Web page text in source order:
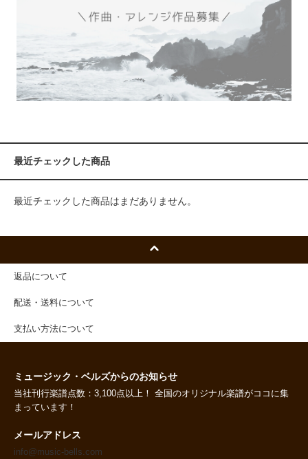
最近チェックした商品
最近チェックした商品はまだありません。
返品について
配送・送料について
支払い方法について
ミュージック・ベルズからのお知らせ
当社刊行楽譜点数：3,100点以上！ 全国のオリジナル楽譜がココに集
まっています！
メールアドレス
info@music-bells.com